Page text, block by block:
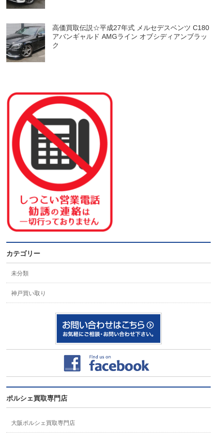
高価買取伝説☆平成27年式 メルセデスベンツ C180
アバンギャルド AMGライン オブシディアンブラッ
ク
カテゴリー
未分類
神戸買い取り
ポルシェ買取専門店
大阪ポルシェ買取専門店